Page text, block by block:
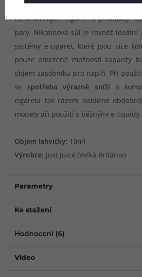
50% glycerolu. Díky tomu jsou
elektronických cigaret a produkují
páry. Nikotinová sůl je rovněž ideální
systémy e-cigaret, které jsou sice
pouze omezené možnosti kapacity
objem zásobníku pro náplň. Při
se spotřeba výrazně snížía
cigareta tak rázem nabídne
modely při použití s běžnými e-liquidy.
Objem lahvičky: 10ml
Výrobce: Just Juice (Velká Británie)
Parametry
Ke stažení
Hodnocení (6)
Video